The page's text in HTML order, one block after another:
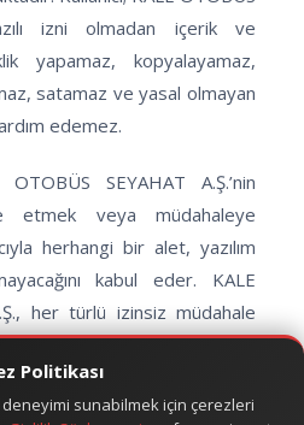
izni olmadan içerik ve
yapamaz, kopyalayamaz,
satamaz ve yasal olmayan
edemez.
OTOBÜS SEYAHAT A.Ş.’nin
etmek veya müdahaleye
herhangi bir alet, yazılım
kabul eder. KALE
her türlü izinsiz müdahale
yasal haklarını saklı tutar.
site ile ilgili herhangi bir
Politikası
sunabilmek için çerezleri